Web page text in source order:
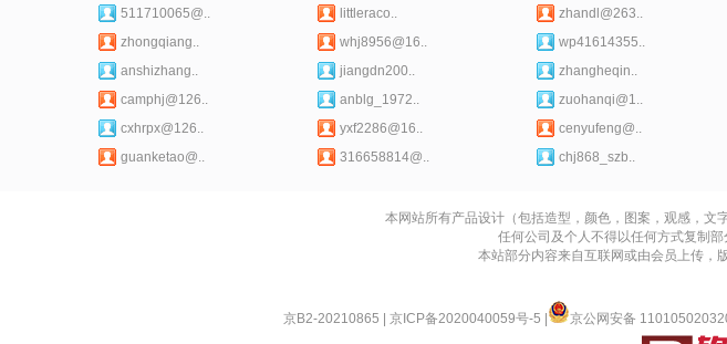
511710065@..
littleraco.. zhandl@263..
zhongqiang..
whj8956@16.. wp41614355..
anshizhang..
jiangdn200.. zhangheqin..
camphj@126..
anblg_1972.. zuohanqi@1..
cxhrpx@126..
yxf2286@16.. cenyufeng@..
guanketao@..
316658814@.. chj868_szb..
本网站所有产品设计（包括造型，颜色，图案，观感，文
任何公司及个人不得以任何方式复制
本站部分内容来自互联网或由会员上传，
京B2-20210865 京ICP备2020040059号-5 京公网安备